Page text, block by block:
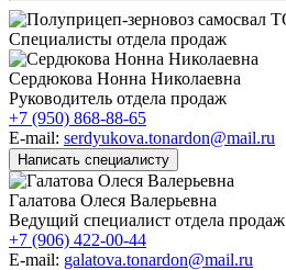
Специалисты отдела продаж
Сердюкова Нонна Николаевна
Руководитель отдела продаж
+7 (950) 868-88-65
E-mail: serdyukova.tonardon@mail.ru
Написать специалисту
Галатова Олеся Валерьевна
Ведущий специалист отдела продаж
+7 (906) 422-00-44
E-mail: galatova.tonardon@mail.ru